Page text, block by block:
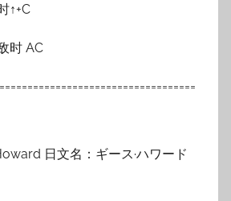
↑+C
时 AC
日文名：ギース·ハワード